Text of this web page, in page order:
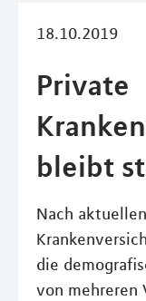
18.10.2019
Private
bleibt
Nach
die
von mehreren